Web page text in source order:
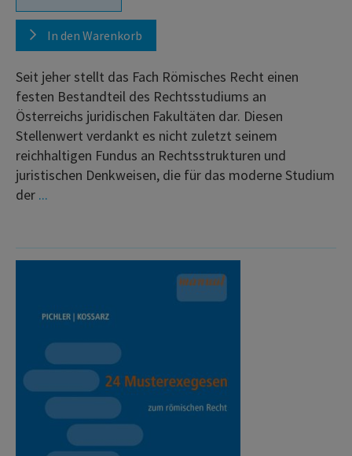
In den Warenkorb
Seit jeher stellt das Fach Römisches Recht einen
festen Bestandteil des Rechtsstudiums an
Österreichs juridischen Fakultäten dar. Diesen
Stellenwert verdankt es nicht zuletzt seinem
reichhaltigen Fundus an Rechtsstrukturen und
juristischen Denkweisen, die für das moderne Studium
der ...